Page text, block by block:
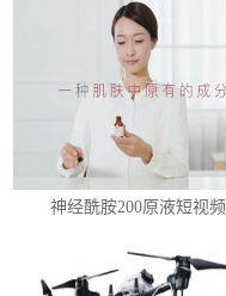
神经酰胺200原液短视频